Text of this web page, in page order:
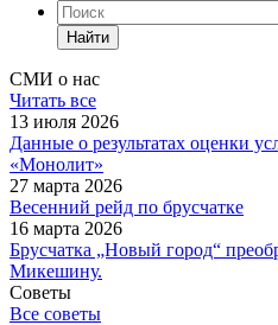
Найти
СМИ о нас
Читать все
13 июля 2026
Данные о результатах оценки
«Монолит»
27 марта 2026
Весенний рейд по брусчатке
16 марта 2026
Брусчатка „Новый город“
Микешину.
Советы
Все советы